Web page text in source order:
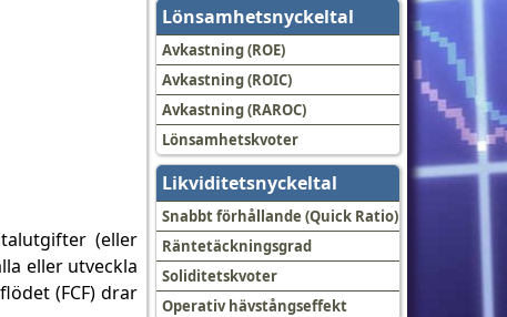
Lönsamhetsnyckeltal
Avkastning (ROE)
Avkastning (ROIC)
Avkastning (RAROC)
Lönsamhetskvoter
Likviditetsnyckeltal
Snabbt förhållande (Quick Ratio)
Räntetäckningsgrad
Soliditetskvoter
Operativ hävstångseffekt
(eller
eller utveckla
(FCF) drar